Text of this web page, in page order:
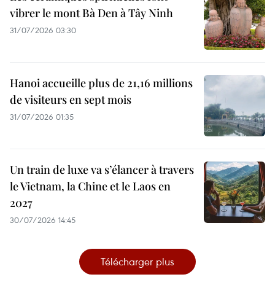
vibrer le mont Bà Den à Tây Ninh
31/07/2026 03:30
Hanoi accueille plus de 21,16 millions
de visiteurs en sept mois ​
31/07/2026 01:35
Un train de luxe va s’élancer à travers
le Vietnam, la Chine et le Laos en
2027
30/07/2026 14:45
Télécharger plus